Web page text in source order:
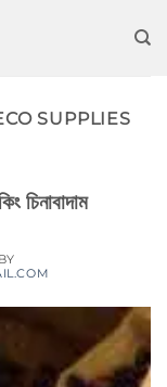
SUPPLIES
চিনাবাদাম
BY